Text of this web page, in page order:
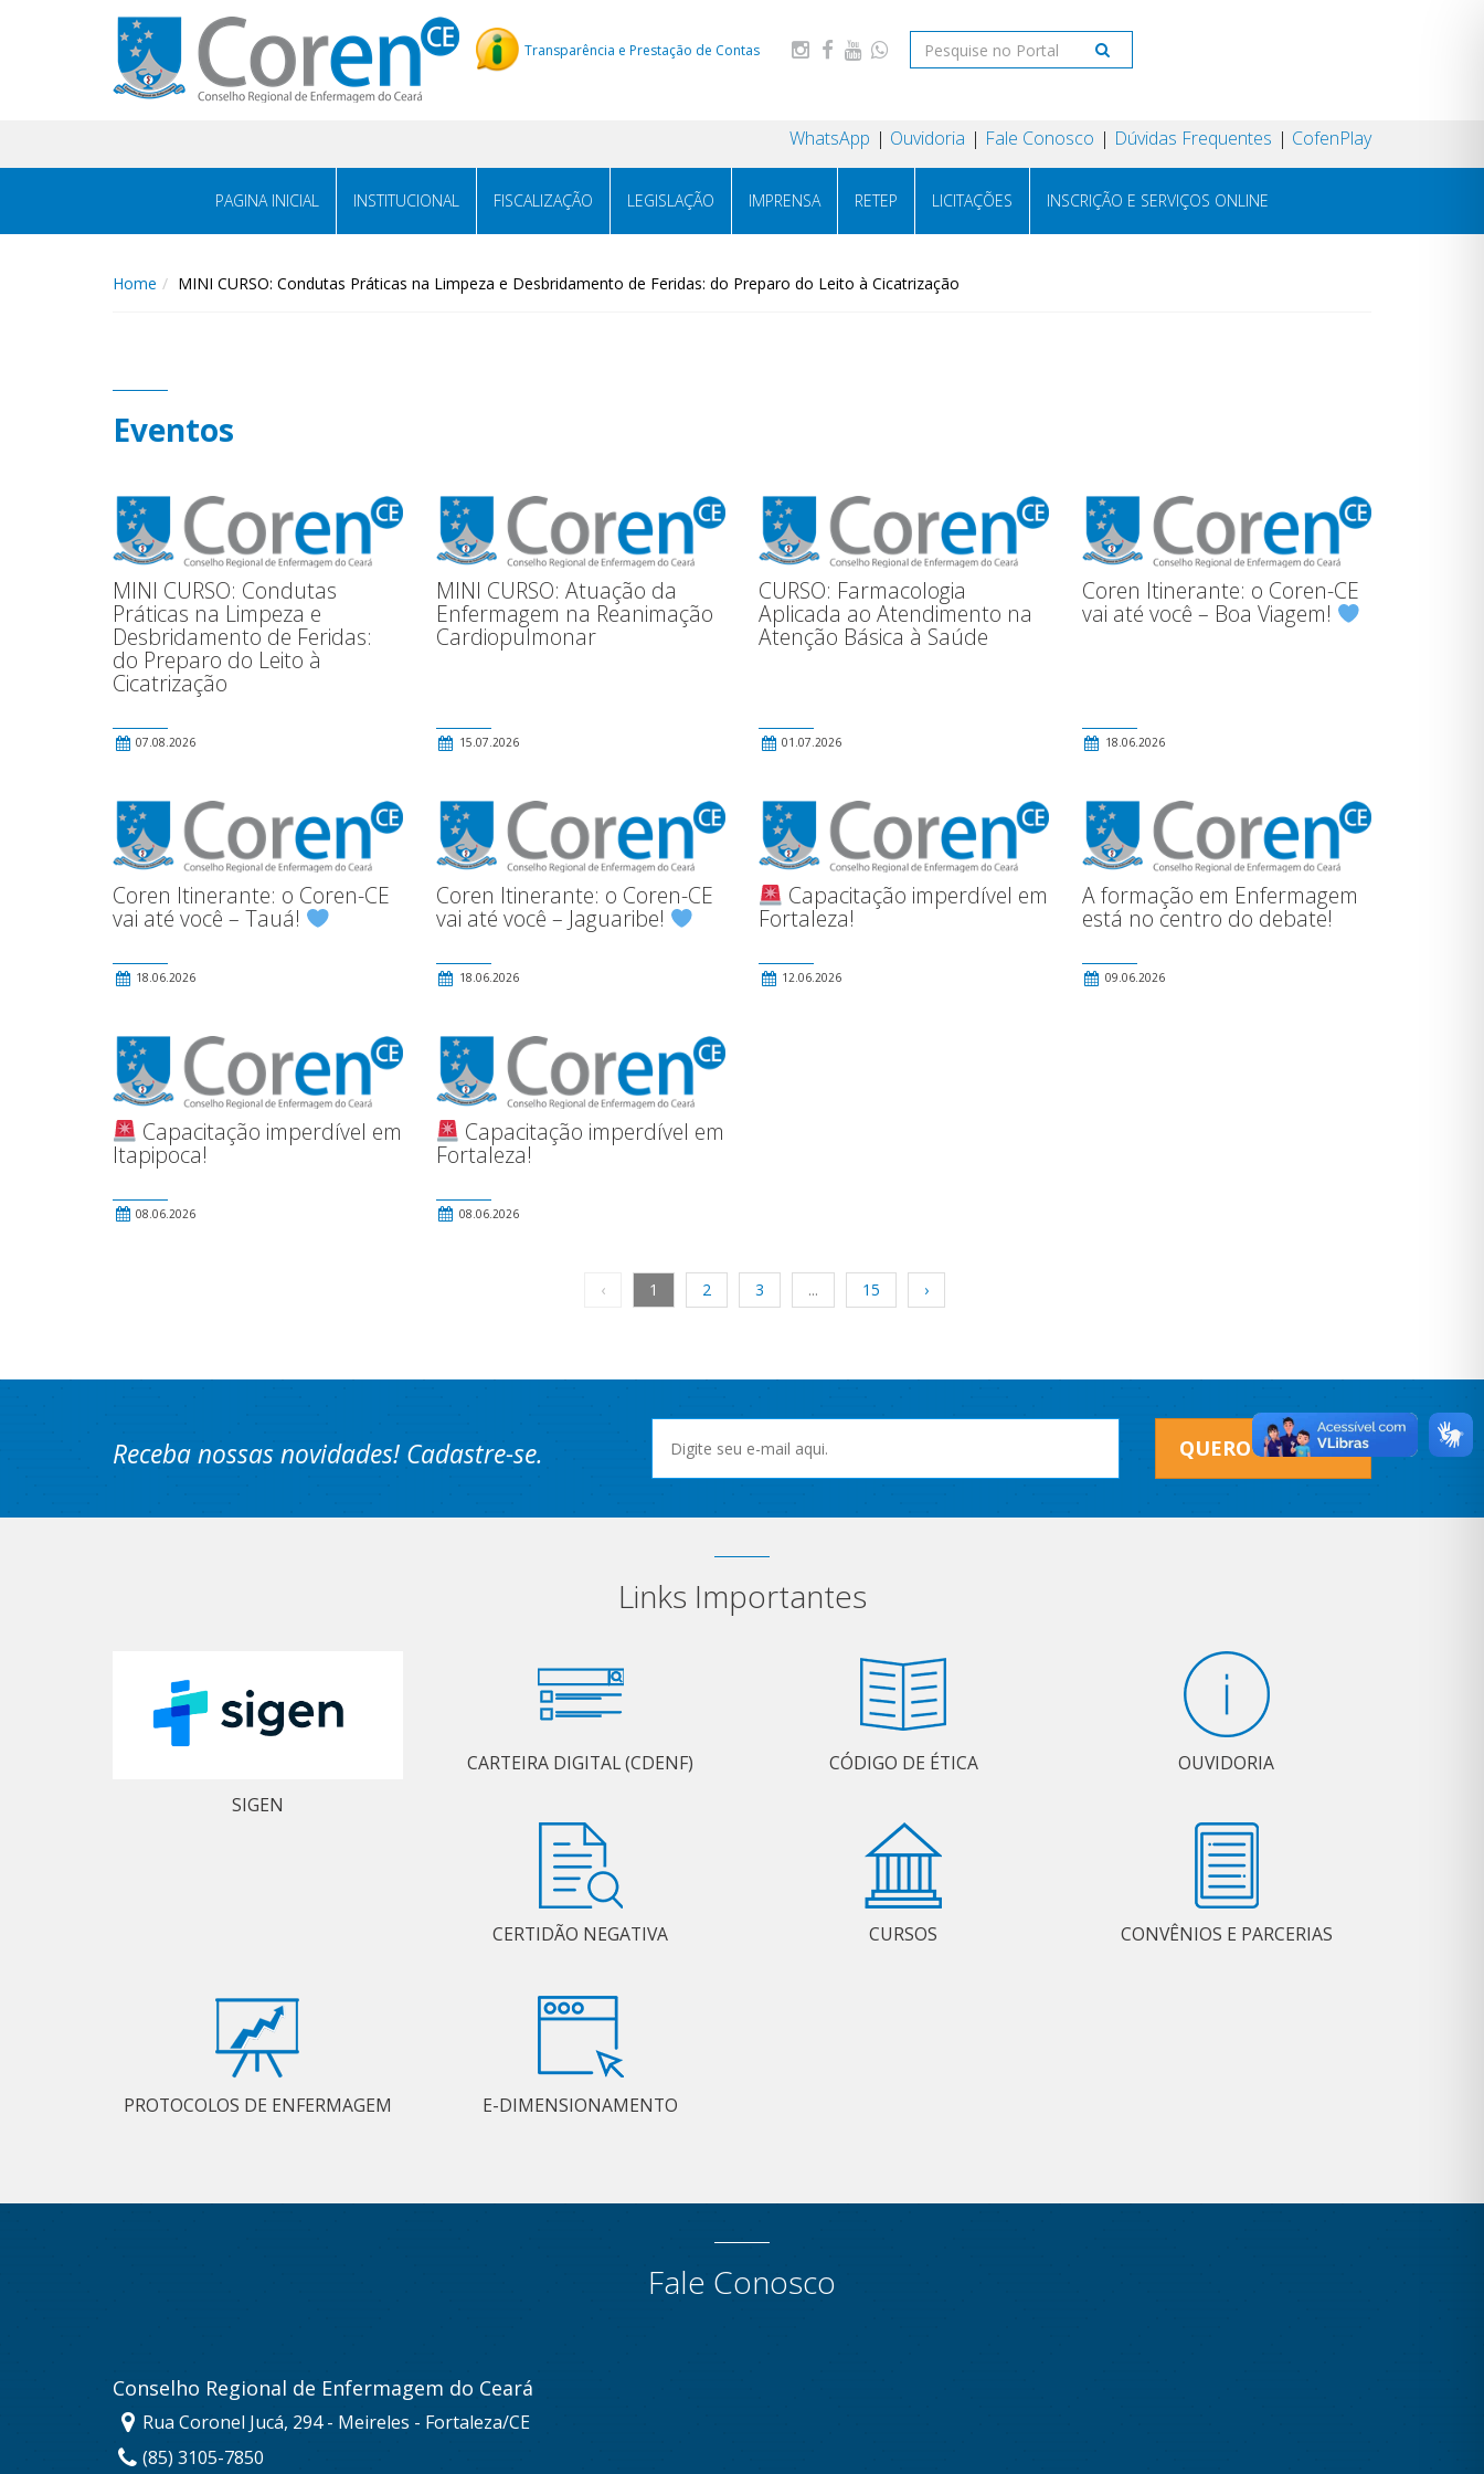
Transparência e Prestação de Contas
WhatsApp Ouvidoria Fale Conosco Dúvidas Frequentes CofenPlay
PAGINA INICIAL INSTITUCIONAL FISCALIZAÇÃO LEGISLAÇÃO IMPRENSA RETEP LICITAÇÕES INSCRIÇÃO E SERVIÇOS ONLINE
Home MINI CURSO: Condutas Práticas na Limpeza e Desbridamento de Feridas: do Preparo do Leito à Cicatrização
Eventos
MINI CURSO: Condutas
Práticas na Limpeza e
Desbridamento de Feridas:
do Preparo do Leito à
Cicatrização
07.08.2026
MINI CURSO: Atuação da
Enfermagem na Reanimação
Cardiopulmonar
15.07.2026
CURSO: Farmacologia
Aplicada ao Atendimento na
Atenção Básica à Saúde
01.07.2026
Coren Itinerante: o Coren-CE
vai até você – Boa Viagem!
18.06.2026
Coren Itinerante: o Coren-CE
vai até você – Tauá!
18.06.2026
Coren Itinerante: o Coren-CE
vai até você – Jaguaribe!
18.06.2026
Capacitação imperdível em
Fortaleza!
12.06.2026
A formação em Enfermagem
está no centro do debate!
09.06.2026
Capacitação imperdível em
Itapipoca!
08.06.2026
Capacitação imperdível em
Fortaleza!
08.06.2026
‹ 1 2 3 ... 15 ›
Receba nossas novidades! Cadastre-se. QUERO RECEBER
Links Importantes
SIGEN
CARTEIRA DIGITAL (CDENF) CÓDIGO DE ÉTICA OUVIDORIA
CERTIDÃO NEGATIVA CURSOS CONVÊNIOS E PARCERIAS
PROTOCOLOS DE ENFERMAGEM E-DIMENSIONAMENTO
Fale Conosco
Conselho Regional de Enfermagem do Ceará
Rua Coronel Jucá, 294 - Meireles - Fortaleza/CE
(85) 3105-7850